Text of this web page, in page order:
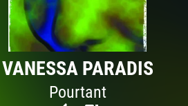
VANESSA PARADIS
Pourtant